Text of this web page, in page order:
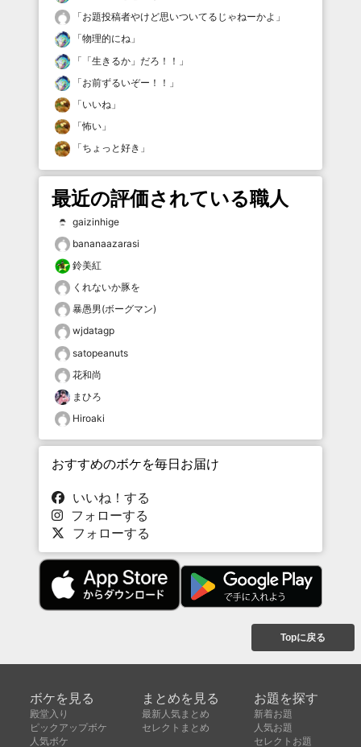
「お題投稿者やけど思いついてるじゃねーかよ 」
「物理的にね 」
「 「生きるか」だろ！！ 」
「お前ずるいぞー！！ 」
「いいね 」
「怖い 」
「ちょっと好き 」
最近の評価されている職人
gaizinhige
bananaazarasi
鈴美紅
くれないか豚を
暴愚男(ボーグマン)
wjdatagp
satopeanuts
花和尚
まひろ
Hiroaki
おすすめのボケを毎日お届け
いいね！する
フォローする
フォローする
Topに戻る
ボケを見る
殿堂入り
ピックアップボケ
人気ボケ
まとめを見る
最新人気まとめ
セレクトまとめ
お題を探す
新着お題
人気お題
セレクトお題